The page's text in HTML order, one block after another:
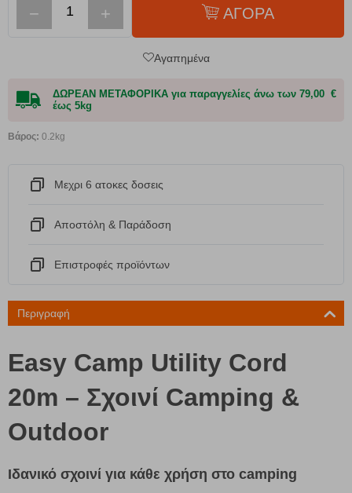
− + ΑΓΟΡΑ
Αγαπημένα
ΔΩΡΕΑΝ ΜΕΤΑΦΟΡΙΚΑ για παραγγελίες άνω των 79,00 €
έως 5kg
Βάρος: 0.2kg
Μεχρι 6 ατοκες δοσεις
Αποστόλη & Παράδοση
Eπιστροφές προϊόντων
Περιγραφή
Easy Camp Utility Cord
20m – Σχοινί Camping &
Outdoor
Ιδανικό σχοινί για κάθε χρήση στο camping